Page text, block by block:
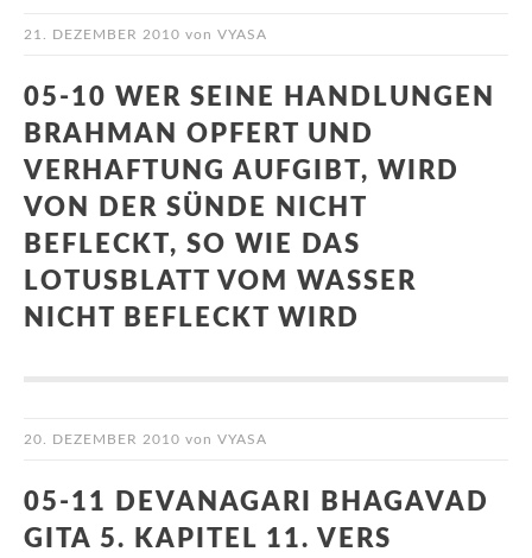
21. DEZEMBER 2010 von VYASA
05-10 WER SEINE HANDLUNGEN
BRAHMAN OPFERT UND
VERHAFTUNG AUFGIBT, WIRD
VON DER SÜNDE NICHT
BEFLECKT, SO WIE DAS
LOTUSBLATT VOM WASSER
NICHT BEFLECKT WIRD
20. DEZEMBER 2010 von VYASA
05-11 DEVANAGARI BHAGAVAD
GITA 5. KAPITEL 11. VERS